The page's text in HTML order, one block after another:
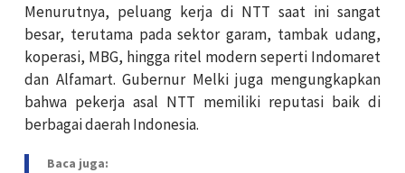
Menurutnya, peluang kerja di NTT saat ini sangat
besar, terutama pada sektor garam, tambak udang,
koperasi, MBG, hingga ritel modern seperti Indomaret
dan Alfamart. Gubernur Melki juga mengungkapkan
bahwa pekerja asal NTT memiliki reputasi baik di
berbagai daerah Indonesia.
Baca juga: